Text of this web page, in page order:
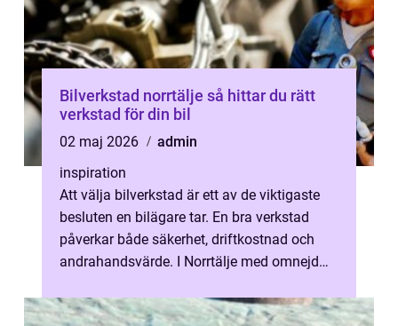
Bilverkstad norrtälje så hittar du rätt
verkstad för din bil
02 maj 2026
admin
inspiration
Att välja bilverkstad är ett av de viktigaste
besluten en bilägare tar. En bra verkstad
påverkar både säkerhet, driftkostnad och
andrahandsvärde. I Norrtälje med omnejd